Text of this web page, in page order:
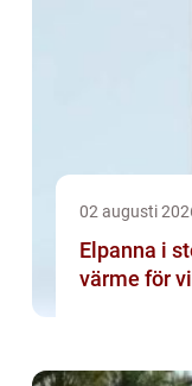
02 augusti
Elpanna i
värme för